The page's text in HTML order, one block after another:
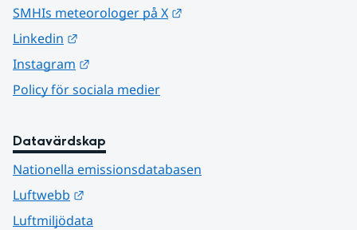
SMHIs meteorologer på X
Linkedin
Instagram
Policy för sociala medier
Datavärdskap
Nationella emissionsdatabasen
Luftwebb
Luftmiljödata